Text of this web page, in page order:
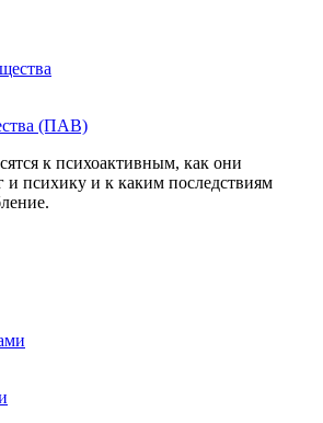
(ПАВ)
к психоактивным, как они
и психику и к каким последствиям